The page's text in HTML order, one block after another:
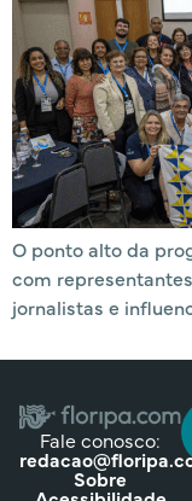
O ponto alto da
com
jornalistas e
Fale conosco:
Sobre